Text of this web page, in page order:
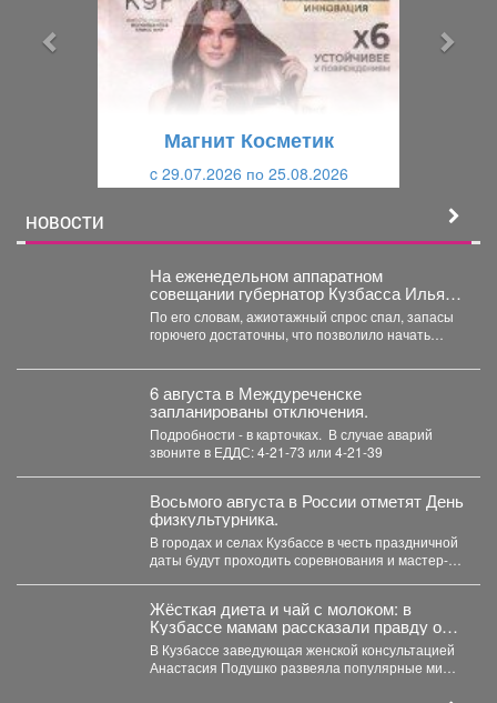
Магнит Косметик
c 29.07.2026 по 25.08.2026
НОВОСТИ
На еженедельном аппаратном
совещании губернатор Кузбасса Илья
Середюк заявил о стабилизации
ситуации с топливом в регионе.
По его словам, ажиотажный спрос спал, запасы
горючего достаточны, что позволило начать
6 августа в Междуреченске
запланированы отключения.
Подробности - в карточках. ️ В случае аварий
звоните в ЕДДС: 4-21-73 или 4-21-39
Восьмого августа в России отметят День
физкультурника.
В городах и селах Кузбассе в честь праздничной
даты будут проходить соревнования и мастер-
Жёсткая диета и чай с молоком: в
Кузбассе мамам рассказали правду о
грудном вскармливании
В Кузбассе заведующая женской консультацией
Анастасия Подушко развеяла популярные мифы